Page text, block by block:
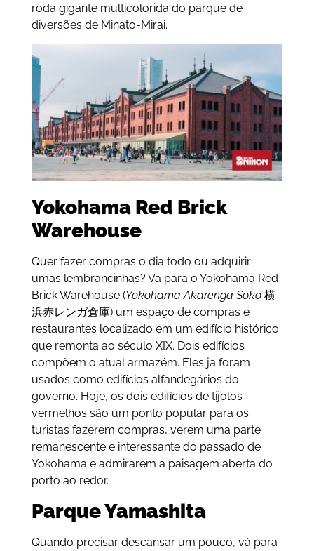
roda gigante multicolorida do parque de
diversões de Minato-Mirai.
Yokohama Red Brick
Warehouse
Quer fazer compras o dia todo ou adquirir
umas lembrancinhas? Vá para o Yokohama Red
Brick Warehouse (Yokohama Akarenga Sōko 横
浜赤レンガ倉庫) um espaço de compras e
restaurantes localizado em um edifício histórico
que remonta ao século XIX. Dois edifícios
compõem o atual armazém. Eles ja foram
usados como edifícios alfandegários do
governo. Hoje, os dois edifícios de tijolos
vermelhos são um ponto popular para os
turistas fazerem compras, verem uma parte
remanescente e interessante do passado de
Yokohama e admirarem a paisagem aberta do
porto ao redor.
Parque Yamashita
Quando precisar descansar um pouco, vá para